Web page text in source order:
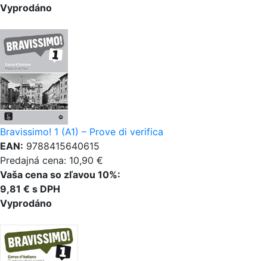
Vyprodáno
Bravissimo! 1 (A1) – Prove di verifica
EAN: 9788415640615
Predajná cena: 10,90 €
Vaša cena so zľavou 10%:
9,81 € s DPH
Vyprodáno